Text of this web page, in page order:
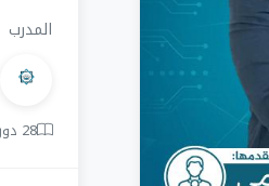
المدرب
28 دورة